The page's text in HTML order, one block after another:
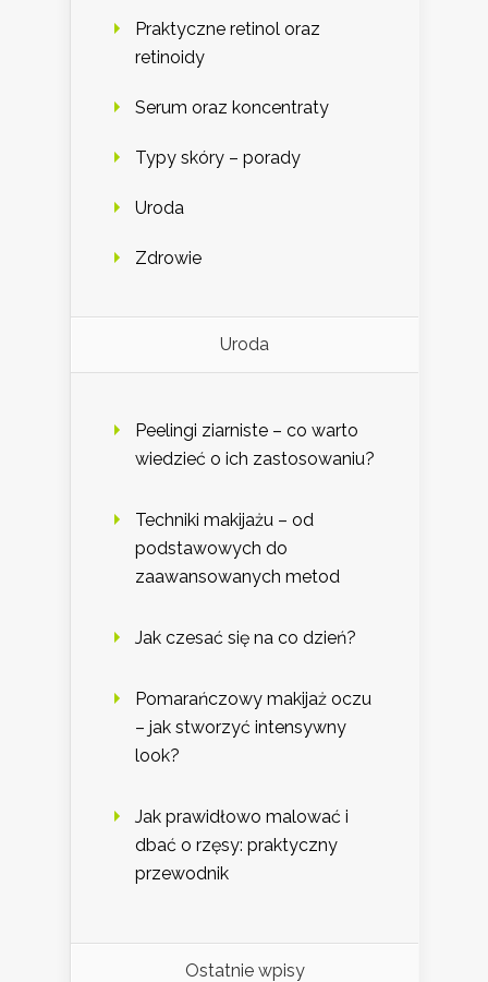
Praktyczne retinol oraz
retinoidy
Serum oraz koncentraty
Typy skóry – porady
Uroda
Zdrowie
Uroda
Peelingi ziarniste – co warto
wiedzieć o ich zastosowaniu?
Techniki makijażu – od
podstawowych do
zaawansowanych metod
Jak czesać się na co dzień?
Pomarańczowy makijaż oczu
– jak stworzyć intensywny
look?
Jak prawidłowo malować i
dbać o rzęsy: praktyczny
przewodnik
Ostatnie wpisy